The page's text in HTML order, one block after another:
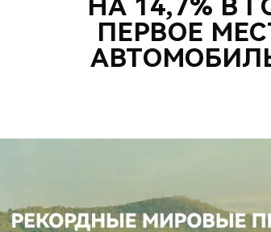
НА 14,7% В
ПЕРВОЕ